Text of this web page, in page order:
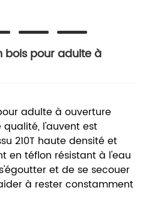
bois pour adulte à
adulte à ouverture
l'auvent est
210T haute densité et
en téflon résistant à l'eau
et de se secouer
à rester constamment